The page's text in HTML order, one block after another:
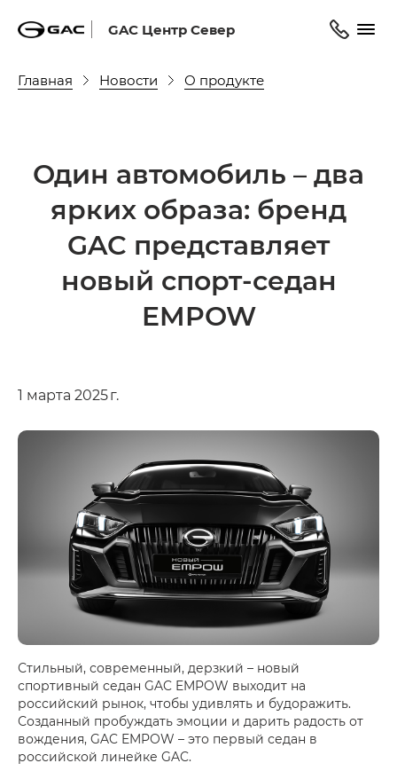
GAC Центр Север
Главная Новости О продукте
Один автомобиль – два
ярких образа: бренд
GAC представляет
новый спорт-седан
EMPOW
1 марта 2025 г.
Стильный, современный, дерзкий – новый
спортивный седан GAC EMPOW выходит на
российский рынок, чтобы удивлять и будоражить.
Созданный пробуждать эмоции и дарить радость от
вождения, GAC EMPOW – это первый седан в
российской линейке GAC.